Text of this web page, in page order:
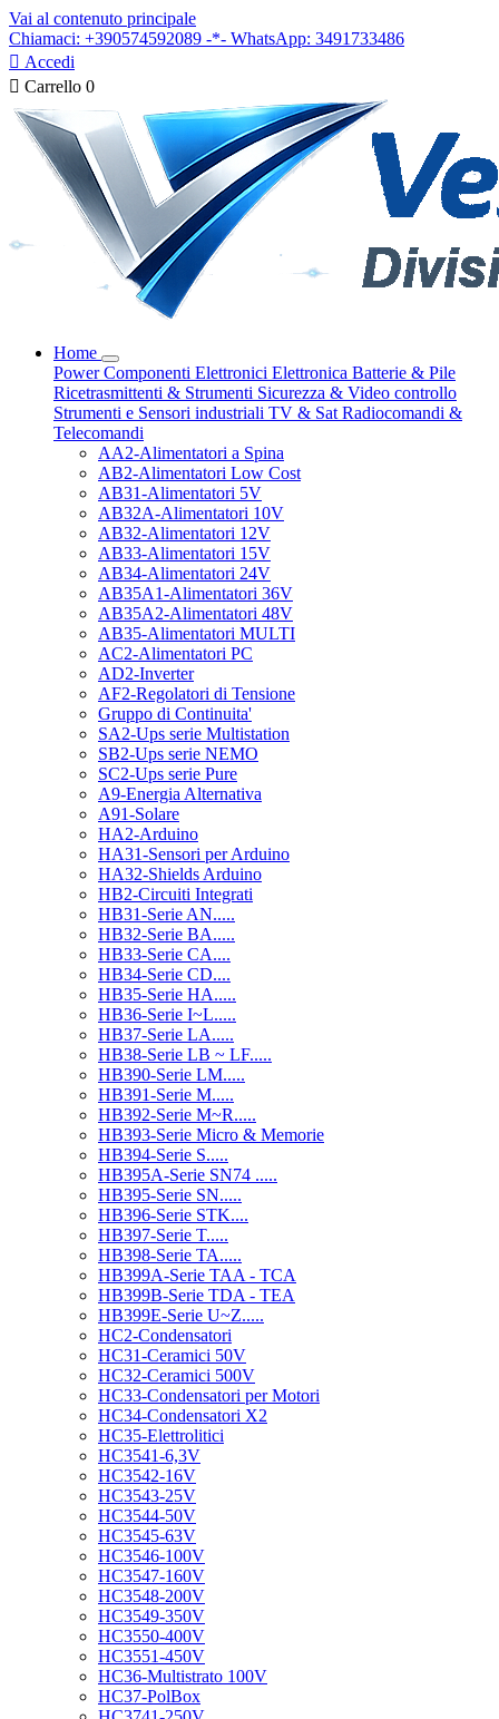
Vai al contenuto principale
Chiamaci: +390574592089 -*- WhatsApp: 3491733486
 Accedi
 Carrello 0
Home
PowerComponenti Elettronici Elettronica Batterie & Pile
Ricetrasmittenti & Strumenti Sicurezza & Video controllo
Strumenti e Sensori industriali TV & Sat Radiocomandi &
Telecomandi
AA2-Alimentatori a Spina
AB2-Alimentatori Low Cost
AB31-Alimentatori 5V
AB32A-Alimentatori 10V
AB32-Alimentatori 12V
AB33-Alimentatori 15V
AB34-Alimentatori 24V
AB35A1-Alimentatori 36V
AB35A2-Alimentatori 48V
AB35-Alimentatori MULTI
AC2-Alimentatori PC
AD2-Inverter
AF2-Regolatori di Tensione
Gruppo di Continuita'
SA2-Ups serie Multistation
SB2-Ups serie NEMO
SC2-Ups serie Pure
A9-Energia Alternativa
A91-Solare
HA2-Arduino
HA31-Sensori per Arduino
HA32-Shields Arduino
HB2-Circuiti Integrati
HB31-Serie AN.....
HB32-Serie BA.....
HB33-Serie CA....
HB34-Serie CD....
HB35-Serie HA.....
HB36-Serie I~L.....
HB37-Serie LA.....
HB38-Serie LB ~ LF.....
HB390-Serie LM.....
HB391-Serie M.....
HB392-Serie M~R.....
HB393-Serie Micro & Memorie
HB394-Serie S.....
HB395A-Serie SN74 .....
HB395-Serie SN.....
HB396-Serie STK....
HB397-Serie T.....
HB398-Serie TA.....
HB399A-Serie TAA - TCA
HB399B-Serie TDA - TEA
HB399E-Serie U~Z.....
HC2-Condensatori
HC31-Ceramici 50V
HC32-Ceramici 500V
HC33-Condensatori per Motori
HC34-Condensatori X2
HC35-Elettrolitici
HC3541-6,3V
HC3542-16V
HC3543-25V
HC3544-50V
HC3545-63V
HC3546-100V
HC3547-160V
HC3548-200V
HC3549-350V
HC3550-400V
HC3551-450V
HC36-Multistrato 100V
HC37-PolBox